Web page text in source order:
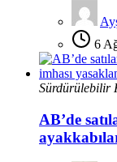
6
Sürdürülebilir
AB’de